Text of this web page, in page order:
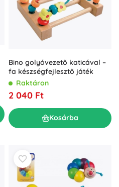
Bino golyóvezető katicával –
fa készségfejlesztő játék
Raktáron
2 040 Ft
Kosárba